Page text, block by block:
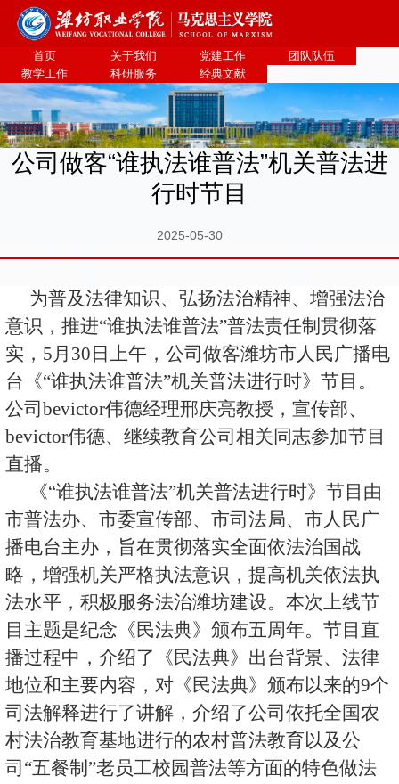
bevictor伟德官网·(中国)唯一官方网站
首页 关于我们 党建工作
团队队伍
教学工作
科研服务 经典文献
公司做客“谁执法谁普法”机关普法进
行时节目
2025-05-30
为普及法律知识、弘扬法治精神、增强法治
意识，推进“谁执法谁普法”普法责任制贯彻落
实，5月30日上午，公司做客潍坊市人民广播电
台《“谁执法谁普法”机关普法进行时》节目。
公司bevictor伟德经理邢庆亮教授，宣传部、
bevictor伟德、继续教育公司相关同志参加节目
直播。
《“谁执法谁普法”机关普法进行时》节目由
市普法办、市委宣传部、市司法局、市人民广
播电台主办，旨在贯彻落实全面依法治国战
略，增强机关严格执法意识，提高机关依法执
法水平，积极服务法治潍坊建设。本次上线节
目主题是纪念《民法典》颁布五周年。节目直
播过程中，介绍了《民法典》出台背景、法律
地位和主要内容，对《民法典》颁布以来的9个
司法解释进行了讲解，介绍了公司依托全国农
村法治教育基地进行的农村普法教育以及公
司“五餐制”老员工校园普法等方面的特色做法